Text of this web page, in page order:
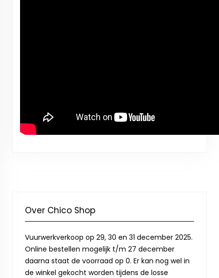
Over Chico Shop
Vuurwerkverkoop op 29, 30 en 31 december 2025.
Online bestellen mogelijk t/m 27 december
daarna staat de voorraad op 0. Er kan nog wel in
de winkel gekocht worden tijdens de losse